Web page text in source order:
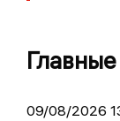
09/08/2026